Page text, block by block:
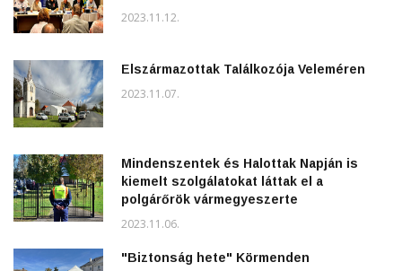
2023.11.12.
Elszármazottak Találkozója Veleméren
2023.11.07.
Mindenszentek és Halottak Napján is
kiemelt szolgálatokat láttak el a
polgárőrök vármegyeszerte
2023.11.06.
"Biztonság hete" Körmenden